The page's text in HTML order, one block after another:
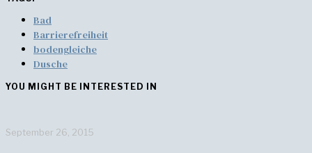
Bad
Barrierefreiheit
bodengleiche
Dusche
YOU MIGHT BE INTERESTED IN
September 26, 2015